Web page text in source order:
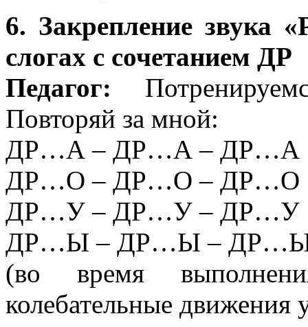
6. Закрепление звука
слогах с сочетанием ДР
Педагог:
Повторяй за мной:
ДР…А – ДР…А – ДР…А
ДР…О – ДР…О – ДР…О
ДР…У – ДР…У – ДР…У
ДР…Ы – ДР…Ы –
(во время
колебательные движения